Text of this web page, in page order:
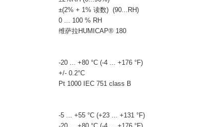
±(2% + 1% 读数) (90...RH)
0 ... 100 % RH
维萨拉HUMICAP® 180
-20 ... +80 °C (-4 ... +176 °F)
+/- 0.2°C
Pt 1000 IEC 751 class B
-5 ... +55 °C (+23 ... +131 °F)